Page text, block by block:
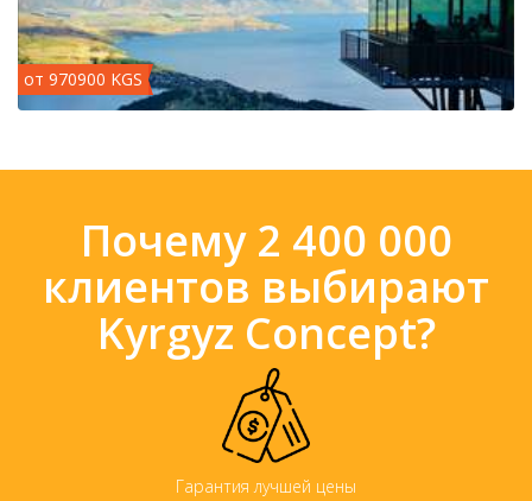
от 970900 KGS
Почему 2 400 000
клиентов выбирают
Kyrgyz Concept?
Гарантия лучшей цены